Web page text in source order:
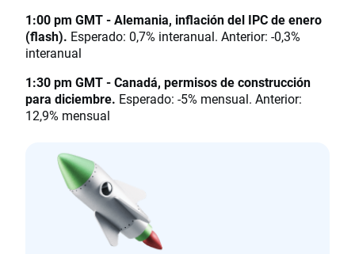
1:00 pm GMT - Alemania, inflación del IPC de enero
(flash). Esperado: 0,7% interanual. Anterior: -0,3%
interanual
1:30 pm GMT - Canadá, permisos de construcción
para diciembre. Esperado: -5% mensual. Anterior:
12,9% mensual